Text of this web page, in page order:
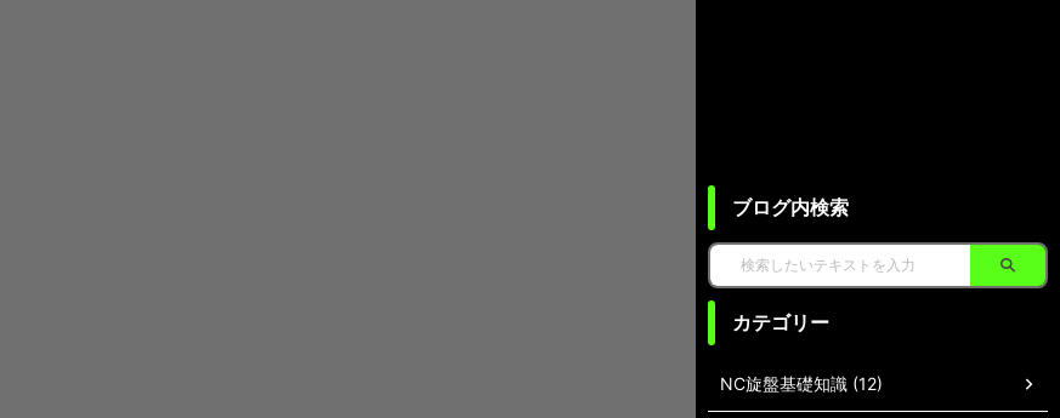
ブログ内検索
カテゴリー
NC旋盤基礎知識 (12)